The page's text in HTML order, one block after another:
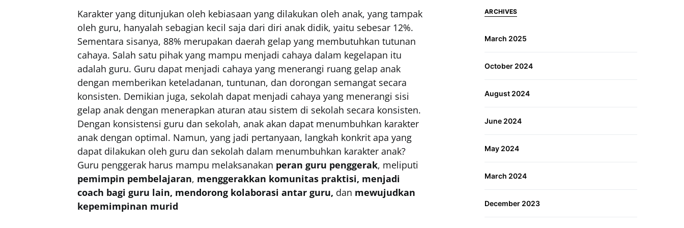
Karakter yang ditunjukan oleh kebiasaan yang dilakukan oleh anak, yang tampak
oleh guru, hanyalah sebagian kecil saja dari diri anak didik, yaitu sebesar 12%.
Sementara sisanya, 88% merupakan daerah gelap yang membutuhkan tutunan
cahaya. Salah satu pihak yang mampu menjadi cahaya dalam kegelapan itu
adalah guru. Guru dapat menjadi cahaya yang menerangi ruang gelap anak
dengan memberikan keteladanan, tuntunan, dan dorongan semangat secara
konsisten. Demikian juga, sekolah dapat menjadi cahaya yang menerangi sisi
gelap anak dengan menerapkan aturan atau sistem di sekolah secara konsisten.
Dengan konsistensi guru dan sekolah, anak akan dapat menumbuhkan karakter
anak dengan optimal. Namun, yang jadi pertanyaan, langkah konkrit apa yang
dapat dilakukan oleh guru dan sekolah dalam menumbuhkan karakter anak?
Guru penggerak harus mampu melaksanakan peran guru penggerak, meliputi
pemimpin pembelajaran, menggerakkan komunitas praktisi, menjadi
coach bagi guru lain, mendorong kolaborasi antar guru, dan mewujudkan
kepemimpinan murid
ARCHIVES
March 2025
October 2024
August 2024
June 2024
May 2024
March 2024
December 2023